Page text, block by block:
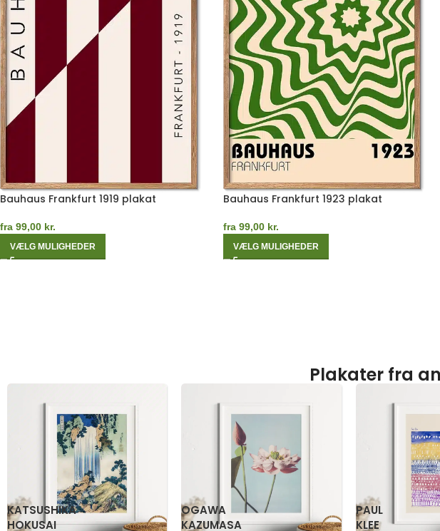
Bauhaus Frankfurt 1919 plakat
fra 99,00 kr.
VÆLG MULIGHEDER
Bauhaus Frankfurt 1923 plakat
fra 99,00 kr.
VÆLG MULIGHEDER
Plakater fra
KATSUSHIKA
HOKUSAI
OGAWA
KAZUMASA
PAUL
KLEE